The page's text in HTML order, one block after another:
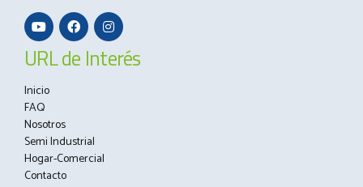
URL de Interés
Inicio
FAQ
Nosotros
Semi Industrial
Hogar-Comercial
Contacto